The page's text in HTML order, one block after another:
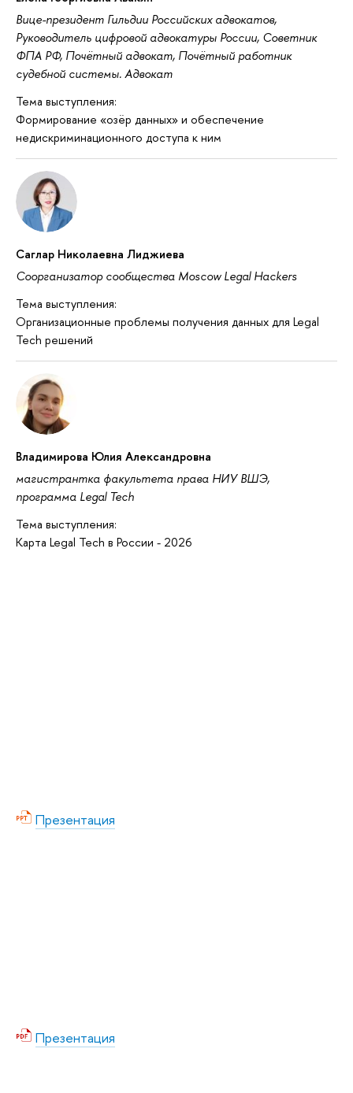
Вице-президент Гильдии Российских адвокатов,
Руководитель цифровой адвокатуры России, Советник
ФПА РФ, Почётный адвокат, Почётный работник
судебной системы. Адвокат
Тема выступления:
Формирование «озёр данных» и обеспечение
недискриминационного доступа к ним
Саглар Николаевна Лиджиева
Соорганизатор сообщества Moscow Legal Hackers
Тема выступления:
Организационные проблемы получения данных для Legal
Tech решений
Владимирова Юлия Александровна
магистрантка факультета права НИУ ВШЭ,
программа Legal Tech
Тема выступления:
Карта Legal Tech в России - 2026
Презентация
Презентация